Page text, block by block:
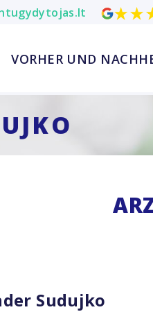
VORHER UND
Sudujko